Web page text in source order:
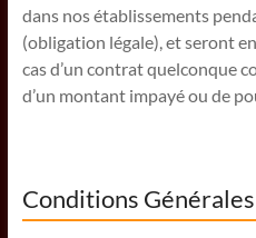
dans nos établissements
(obligation légale), et seront
cas d’un contrat quelconque
d’un montant impayé ou de
Conditions